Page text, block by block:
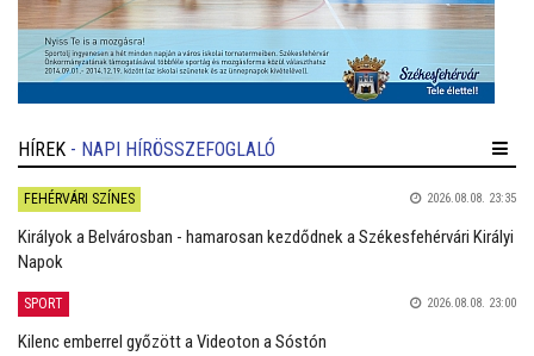
HÍREK - NAPI HÍRÖSSZEFOGLALÓ
FEHÉRVÁRI SZÍNES 2026.08.08. 23:35
Királyok a Belvárosban - hamarosan kezdődnek a Székesfehérvári Királyi
Napok
SPORT 2026.08.08. 23:00
Kilenc emberrel győzött a Videoton a Sóstón